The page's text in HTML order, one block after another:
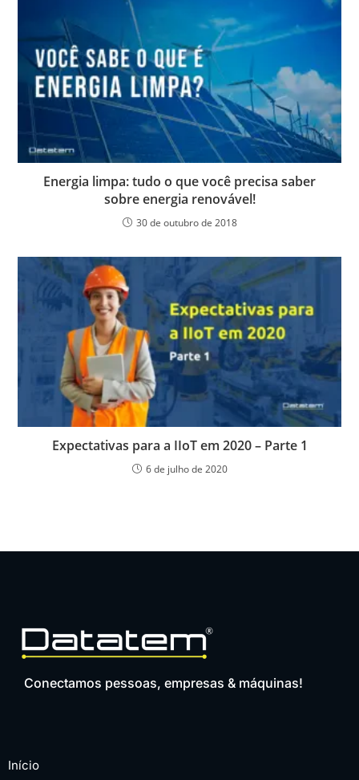
Energia limpa: tudo o que você precisa saber
sobre energia renovável!
30 de outubro de 2018
Expectativas para a IIoT em 2020 – Parte 1
6 de julho de 2020
Conectamos pessoas, empresas & máquinas!
Início